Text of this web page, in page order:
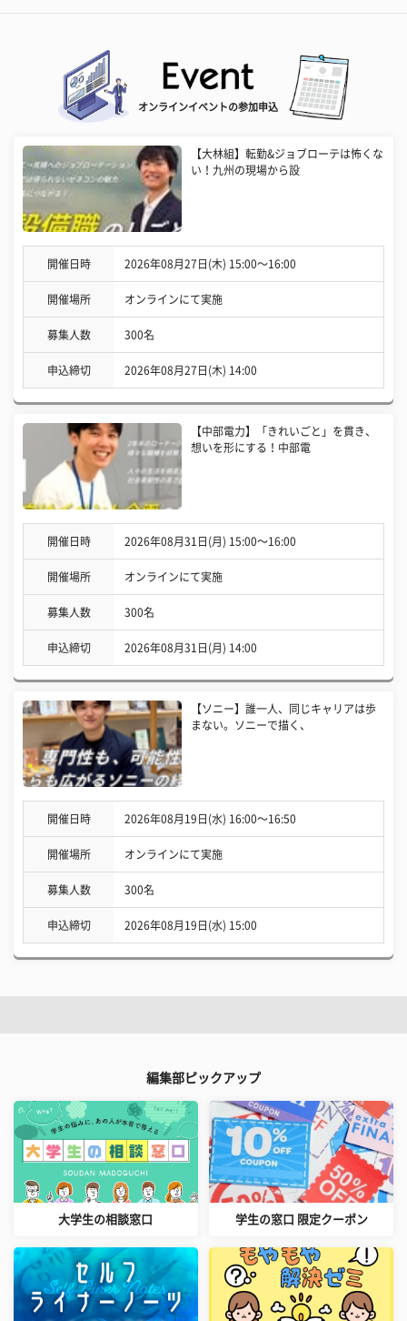
オンラインイベントの参加申込
【大林組】転勤&ジョブローテは怖くな
い！九州の現場から設
開催日時 2026年08月27日(木) 15:00〜16:00
開催場所 オンラインにて実施
募集人数 300名
申込締切 2026年08月27日(木) 14:00
【中部電力】「きれいごと」を貫き、
想いを形にする！中部電
開催日時 2026年08月31日(月) 15:00〜16:00
開催場所 オンラインにて実施
募集人数 300名
申込締切 2026年08月31日(月) 14:00
【ソニー】誰一人、同じキャリアは歩
まない。ソニーで描く、
開催日時 2026年08月19日(水) 16:00〜16:50
開催場所 オンラインにて実施
募集人数 300名
申込締切 2026年08月19日(水) 15:00
編集部ピックアップ
大学生の相談窓口 学生の窓口 限定クーポン